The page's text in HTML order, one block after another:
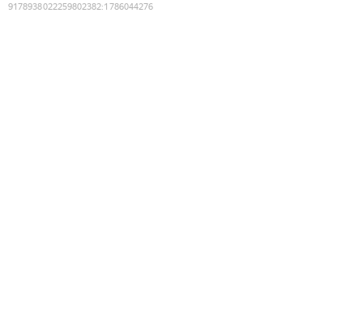
9178938022259802382:1786044276